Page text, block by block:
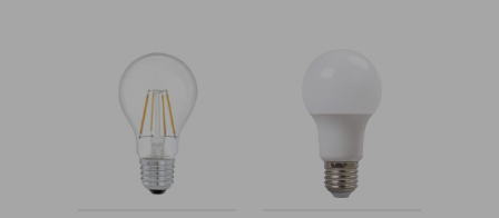
E. Rodzaje cookies ze względu na ingerencję w
prywatność użytkownika:
Opis